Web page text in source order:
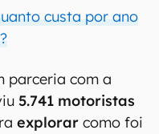
custa por ano
parceria com a
5.741 motoristas
explorar como foi